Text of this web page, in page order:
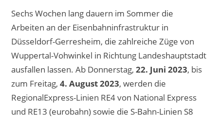
Sechs Wochen lang dauern im Sommer die
Arbeiten an der Eisenbahninfrastruktur in
Düsseldorf-Gerresheim, die zahlreiche Züge von
Wuppertal-Vohwinkel in Richtung Landeshauptstadt
ausfallen lassen. Ab Donnerstag, 22. Juni 2023, bis
zum Freitag, 4. August 2023, werden die
RegionalExpress-Linien RE4 von National Express
und RE13 (eurobahn) sowie die S-Bahn-Linien S8